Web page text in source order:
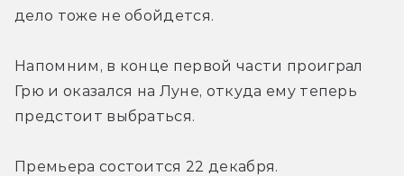
дело тоже не обойдется.
Напомним, в конце первой части проиграл
Грю и оказался на Луне, откуда ему теперь
предстоит выбраться.
Премьера состоится 22 декабря.